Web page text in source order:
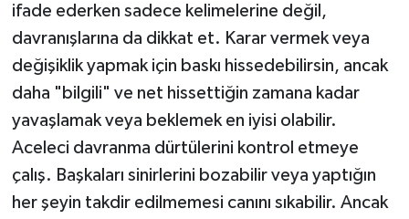
ifade ederken sadece kelimelerine değil,
davranışlarına da dikkat et. Karar vermek veya
değişiklik yapmak için baskı hissedebilirsin, ancak
daha "bilgili" ve net hissettiğin zamana kadar
yavaşlamak veya beklemek en iyisi olabilir.
Aceleci davranma dürtülerini kontrol etmeye
çalış. Başkaları sinirlerini bozabilir veya yaptığın
her şeyin takdir edilmemesi canını sıkabilir. Ancak